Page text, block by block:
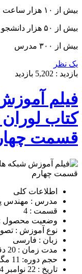
بیش از ۱۰ هزار ساعت ویدئوی آموزشی
بیش از ۵۰ هزار دانشجو
بیش از ۳۰۰ مدرس
یک نظر
بازدید : 5,202 بازدید
فیلم
کتاب
قسمت
اطلاعات کلی
مدرس : مهندس
قسمت : 4
وضعیت محصول :
نوع آموزش :
زبان : فارسی
مدت زمان : 20 دقیقه
حجم دوره: 11 مگابایت
تاریخ : 22 نوامبر 2014